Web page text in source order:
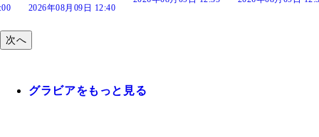
次へ
グラビアをもっと見る